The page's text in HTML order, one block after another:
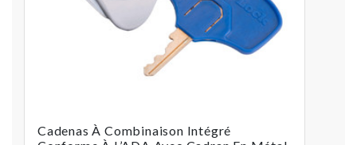
Cadenas À Combinaison Intégré